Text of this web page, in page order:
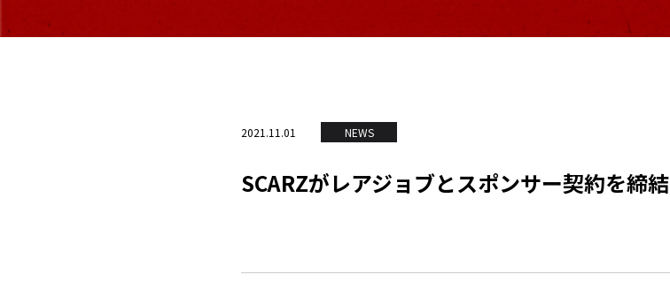
2021.11.01 NEWS
SCARZがレアジョブとスポンサー契約を締結